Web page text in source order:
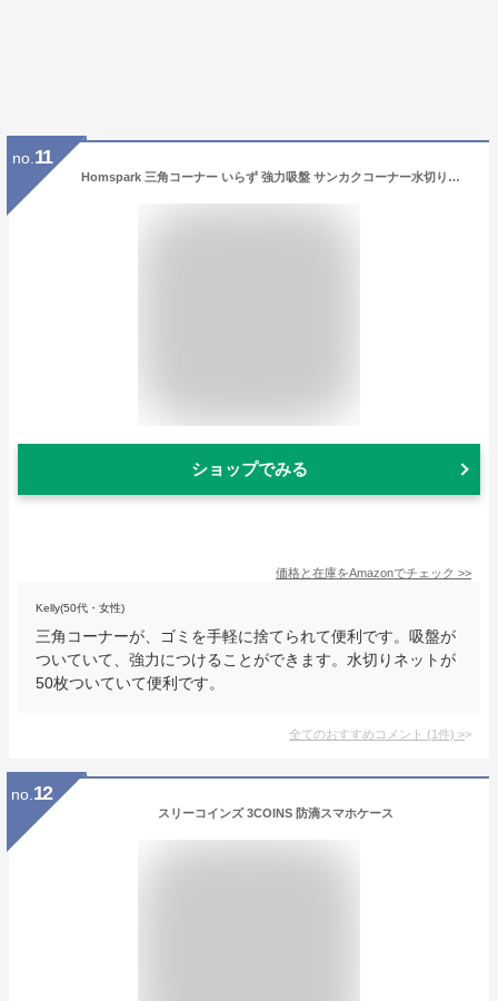
no. 11
Homspark 三角コーナー いらず 強力吸盤 サンカクコーナー水切りネット ホルダー シンク ゴミ受け キッチン 生ゴミ処理 水切りネット 50枚付き
ショップでみる
価格と在庫をAmazonでチェック >>
Kelly(50代・女性)
三角コーナーが、ゴミを手軽に捨てられて便利です。吸盤が
ついていて、強力につけることができます。水切りネットが
50枚ついていて便利です。
全てのおすすめコメント (1件) >
no. 12
スリーコインズ 3COINS 防滴スマホケース